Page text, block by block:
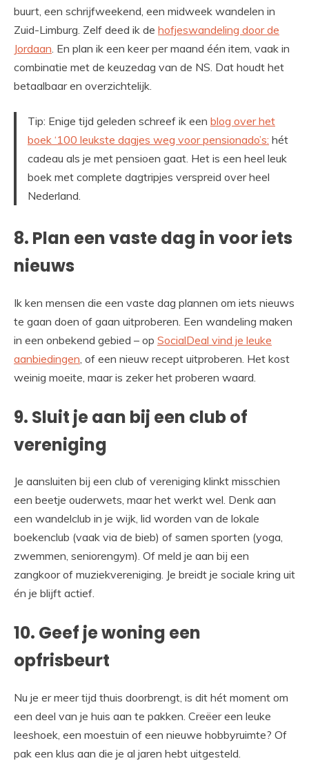
buurt, een schrijfweekend, een midweek wandelen in
Zuid-Limburg. Zelf deed ik de hofjeswandeling door de
Jordaan . En plan ik een keer per maand één item, vaak in
combinatie met de keuzedag van de NS. Dat houdt het
betaalbaar en overzichtelijk.
Tip: Enige tijd geleden schreef ik een blog over het
boek ‘100 leukste dagjes weg voor pensionado’s: hét
cadeau als je met pensioen gaat. Het is een heel leuk
boek met complete dagtripjes verspreid over heel
Nederland.
8. Plan een vaste dag in voor iets
nieuws
Ik ken mensen die een vaste dag plannen om iets nieuws
te gaan doen of gaan uitproberen. Een wandeling maken
in een onbekend gebied – op SocialDeal vind je leuke
aanbiedingen , of een nieuw recept uitproberen. Het kost
weinig moeite, maar is zeker het proberen waard.
9. Sluit je aan bij een club of
vereniging
Je aansluiten bij een club of vereniging klinkt misschien
een beetje ouderwets, maar het werkt wel. Denk aan
een wandelclub in je wijk, lid worden van de lokale
boekenclub (vaak via de bieb) of samen sporten (yoga,
zwemmen, seniorengym). Of meld je aan bij een
zangkoor of muziekvereniging. Je breidt je sociale kring uit
én je blijft actief.
10. Geef je woning een
opfrisbeurt
Nu je er meer tijd thuis doorbrengt, is dit hét moment om
een deel van je huis aan te pakken. Creëer een leuke
leeshoek, een moestuin of een nieuwe hobbyruimte? Of
pak een klus aan die je al jaren hebt uitgesteld.